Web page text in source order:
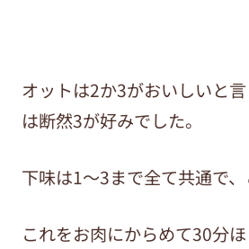
オットは2か3がおいしいと
は断然3が好みでした。
下味は1～3まで全て共通で、
これをお肉にからめて30分